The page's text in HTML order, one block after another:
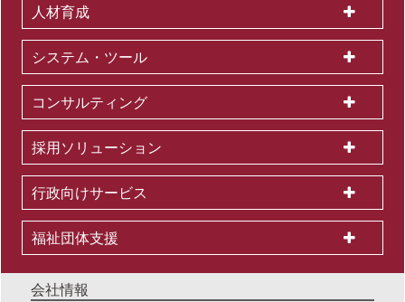
人材育成
システム・ツール
コンサルティング
採用ソリューション
行政向けサービス
福祉団体支援
会社情報